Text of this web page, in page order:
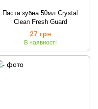
Паста зубна 50мл Crystal
Clean Fresh Guard
27 грн
В наявності